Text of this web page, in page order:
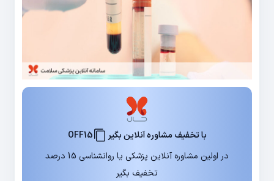
با تخفیف مشاوره آنلاین بگیر
OFF15
در اولین مشاوره آنلاین پزشکی یا روانشناسی 15 درصد
تخفیف بگیر